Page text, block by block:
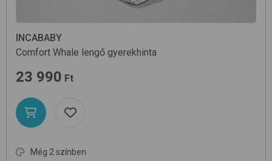
INCABABY
Comfort Whale lengő gyerekhinta
23 990 Ft
Még 2 színben